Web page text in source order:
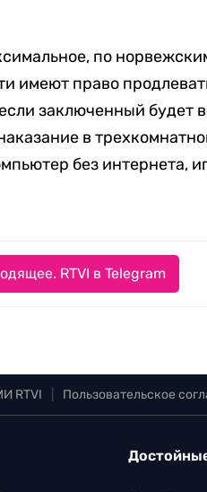
по
имеют право
заключенный будет
в
без интернета,
RTVI в Telegram
RTVI Пользовательское